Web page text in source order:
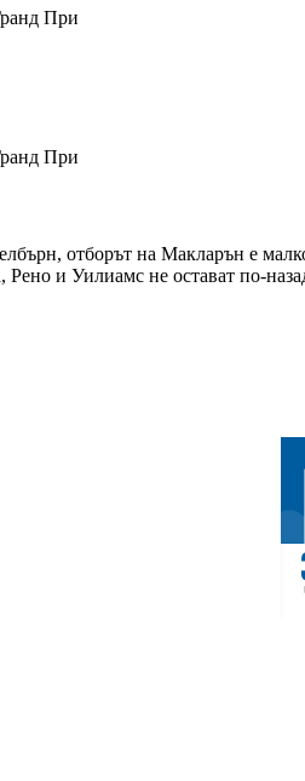
При
При
отборът на Макларън е
и Уилиамс не остават по-